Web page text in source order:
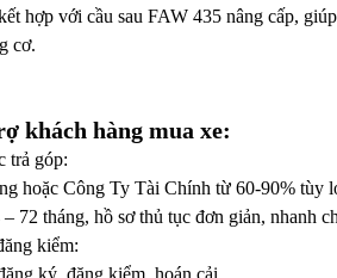
hợp với cầu sau FAW 435 nâng cấp,
cơ.
khách hàng mua xe:
trả góp:
hoặc Công Ty Tài Chính từ 60-90% tùy
72 tháng, hồ sơ thủ tục đơn giản, nhanh
kiểm: